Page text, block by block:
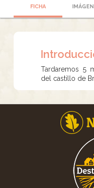
FICHA
Tardaremos 5
del castillo de